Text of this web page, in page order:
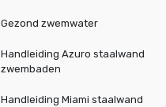
Gezond zwemwater
Handleiding Azuro staalwand
zwembaden
Handleiding Miami staalwand